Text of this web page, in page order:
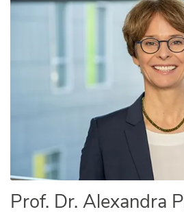
Prof. Dr. Alexandra